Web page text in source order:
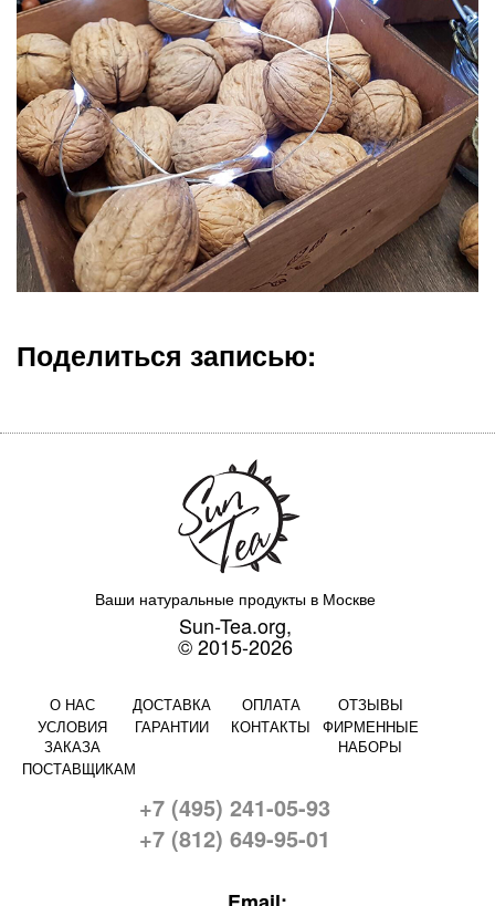
Поделиться записью:
Ваши натуральные продукты в Москве
Sun-Tea.org,
© 2015-2026
О НАС ДОСТАВКА ОПЛАТА
ОТЗЫВЫ
УСЛОВИЯ
ЗАКАЗА
ГАРАНТИИ КОНТАКТЫ
ФИРМЕННЫЕ
НАБОРЫ
ПОСТАВЩИКАМ
+7 (495) 241-05-93
+7 (812) 649-95-01